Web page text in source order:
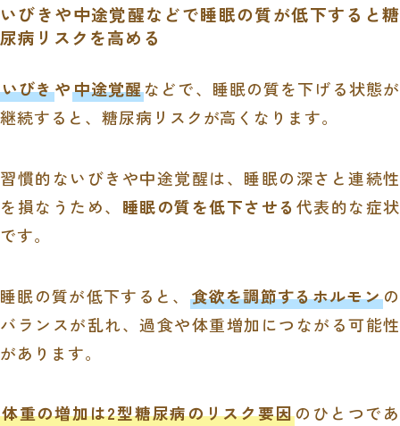
いびきや中途覚醒などで睡眠の質が低下すると糖
尿病リスクを高める
いびきや中途覚醒などで、睡眠の質を下げる状態が
継続すると、糖尿病リスクが高くなります。
習慣的ないびきや中途覚醒は、睡眠の深さと連続性
を損なうため、 睡眠の質を低下させる代表的な症状
です。
睡眠の質が低下すると、 食欲を調節するホルモンの
バランスが乱れ、過食や体重増加につながる可能性
があります。
体重の増加は2型糖尿病のリスク要因のひとつであ